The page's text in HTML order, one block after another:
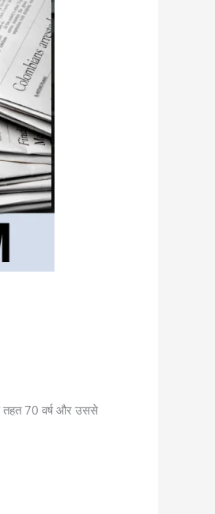
तहत 70 वर्ष और उससे